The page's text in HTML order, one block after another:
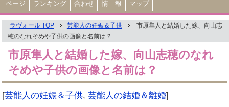
ページ
ランキング
合わせ
情 報
マップ
ラヴォール TOP 芸能人の妊娠＆子供
市原隼人と結婚した嫁、向山志
穂のなれそめや子供の画像と名前は？
市原隼人と結婚した嫁、向山志穂のなれ
そめや子供の画像と名前は？
[芸能人の妊娠＆子供,芸能人の結婚＆離婚]